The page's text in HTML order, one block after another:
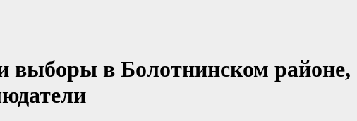
выборы в Болотнинском районе,